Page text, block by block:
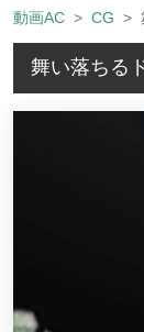
動画AC CG
舞い落ち